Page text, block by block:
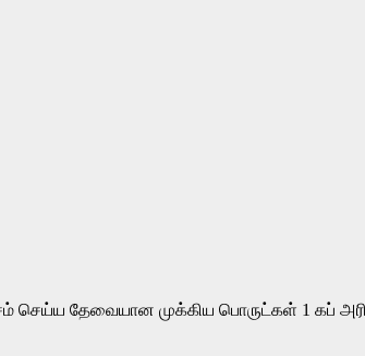
செய்ய தேவையான முக்கிய பொருட்கள் 1 கப்